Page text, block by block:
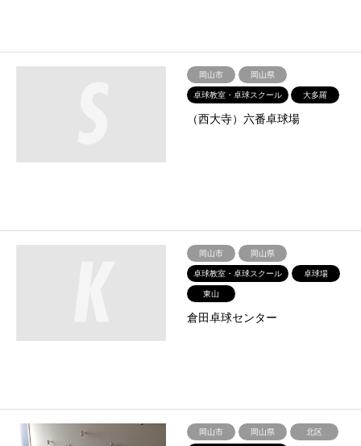
岡山市
岡山県
卓球教室・卓球スクール
大多羅
（西大寺）六番卓球場
岡山市
岡山県
卓球教室・卓球スクール
卓球場
東山
倉田卓球センター
岡山市 岡山県
北区